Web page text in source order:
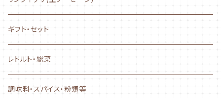
NEW! AYASE CHURRASCO
ぐるぐるタイプ
フランクタイプ
ギフト・セット
レトルト・総菜
調味料・スパイス・粉類等